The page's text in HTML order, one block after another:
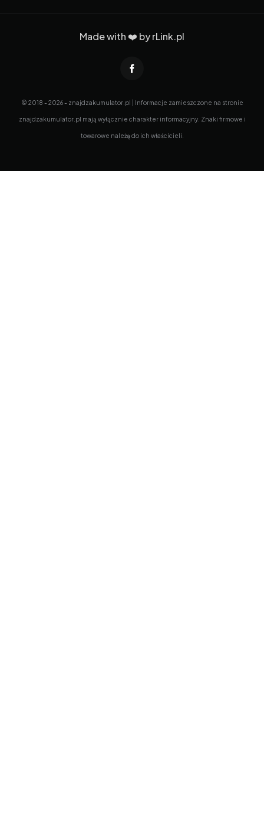
Made with ❤️ byrLink.pl
© 2018 - 2026 - znajdzakumulator.pl | Informacje zamieszczone na stronie
znajdzakumulator.pl mają wyłącznie charakter informacyjny. Znaki firmowe i
towarowe należą do ich właścicieli.